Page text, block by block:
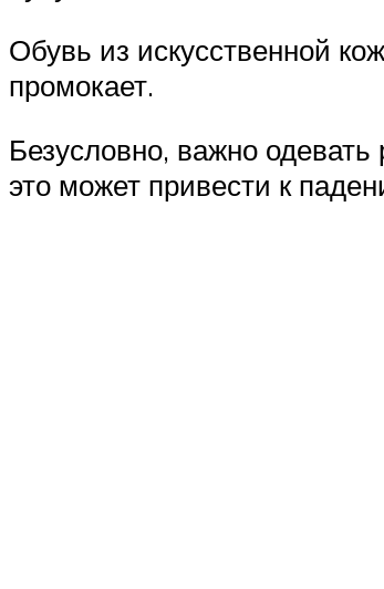
Обувь из искусственной
промокает.
Безусловно, важно
это может привести к